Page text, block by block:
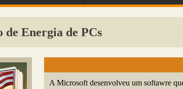
de Energia de PCs
A Microsoft desenvolveu um softawre